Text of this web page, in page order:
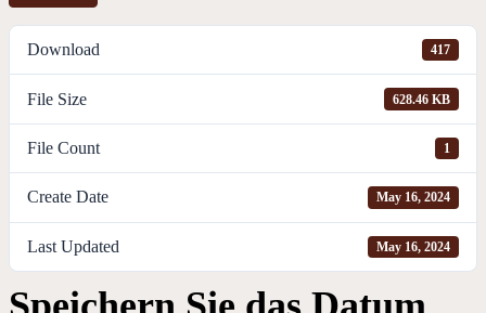
Download 417
File Size 628.46 KB
File Count 1
Create Date May 16, 2024
Last Updated May 16, 2024